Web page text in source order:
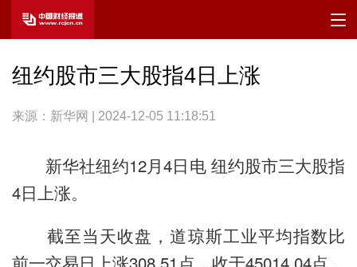
纽约股市三大股指4日上涨
来源：新华网 | 2024-12-05 11:18:51
新华社纽约12月4日电 纽约股市三大股指
4日上涨。
截至当天收盘，道琼斯工业平均指数比
前一交易日上涨308.51点，收于45014.04点，